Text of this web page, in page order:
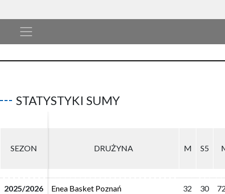
STATYSTYKI SUMY
SEZON DRUŻYNA M S5
2025/2026 Enea Basket Poznań 32 30
SEZON DRUŻYNA M S5
2025/2026 Enea Basket Poznań 32 30